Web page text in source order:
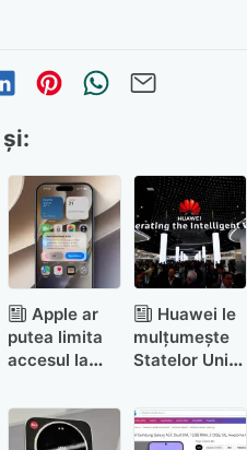
pe Facebook
pe Twitter
Distribuie pe
Distribuie pe
Trimite
Apple ar
putea limita
accesul la
proprietarul
nu își plătește
Huawei le
mulțumește
Statelor Unite
restricțiile din
2019 –